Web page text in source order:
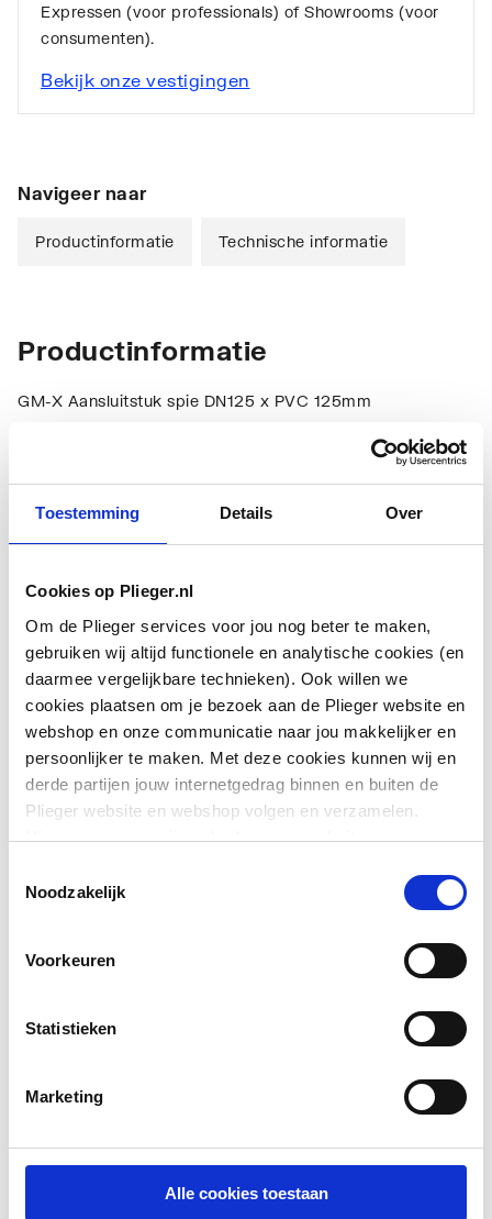
Toestemming Details Over
Cookies op Plieger.nl
Om de Plieger services voor jou nog beter te maken,
gebruiken wij altijd functionele en analytische cookies (en
daarmee vergelijkbare technieken). Ook willen we
cookies plaatsen om je bezoek aan de Plieger website en
webshop en onze communicatie naar jou makkelijker en
persoonlijker te maken. Met deze cookies kunnen wij en
derde partijen jouw internetgedrag binnen en buiten de
Plieger website en webshop volgen en verzamelen.
Hiermee passen wij en derden onze website, app,
We slaan je cookievoorkeur op in je browser.
Noodzakelijk
Voorkeuren
Statistieken
Marketing
Alle cookies toestaan
Expressen (voor professionals) of Showrooms (voor
consumenten).
Bekijk onze vestigingen
Navigeer naar
Productinformatie Technische informatie
Productinformatie
GM-X Aansluitstuk spie DN125 x PVC 125mm
Aansluiting 1 Schuifmof
Aansluiting 2 Schuifeind
Afgedopt Nee
Excentrisch Nee
Gastec QA
KIWA-keur
aansluiting 1